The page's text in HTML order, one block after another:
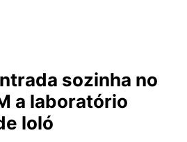
sozinha no
a laboratório
loló